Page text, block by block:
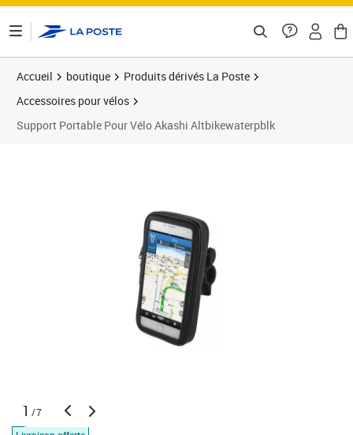
Accueil boutique
Produits dérivés La Poste
Accessoires pour vélos
Support Portable Pour Vélo Akashi Altbikewaterpblk
1 /7